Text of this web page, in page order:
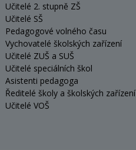
Učitelé 2. stupně ZŠ
Učitelé SŠ
Pedagogové volného času
Vychovatelé školských zařízení
Učitelé ZUŠ a SUŠ
Učitelé speciálních škol
Asistenti pedagoga
Ředitelé školy a školských zařízení
Učitelé VOŠ